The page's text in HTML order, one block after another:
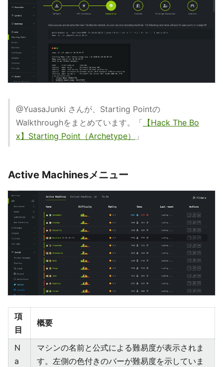
@YuasaJunki さんが、Starting Pointの
Walkthroughをまとめています。「 【Hack The Bo
x】Starting Point（Archetype）
」
Active Machinesメニュー
項
目
概要
N
a
マシンの名前と公式による難易度が表示されま
す。左側の色付きのバーが難易度を示していま